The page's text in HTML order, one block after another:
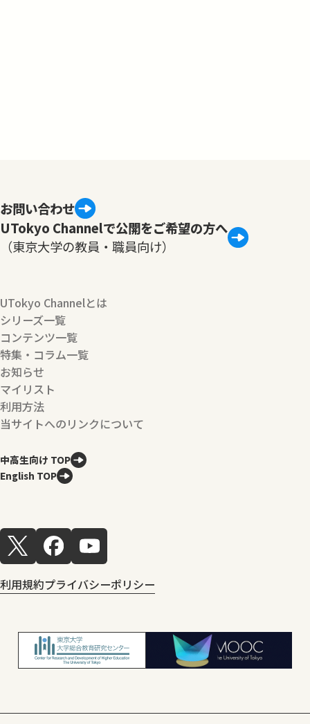
お問い合わせ
UTokyo Channelで公開をご希望の方へ
（東京大学の教員・職員向け）
UTokyo Channelとは
シリーズ一覧
コンテンツ一覧
特集・コラム一覧
お知らせ
マイリスト
利用方法
当サイトへのリンクについて
中高生向け TOP
English TOP
利用規約プライバシーポリシー